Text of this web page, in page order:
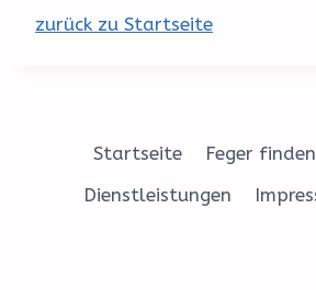
zurück zu Startseite
Startseite Feger finden
Dienstleistungen